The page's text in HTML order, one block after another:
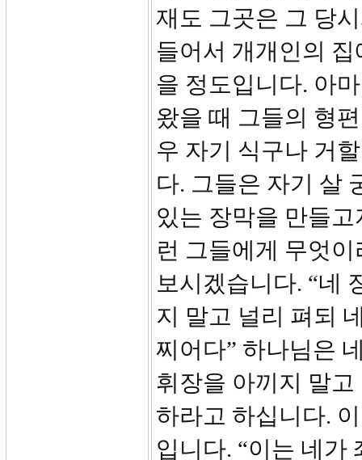
재도 그곳은 그 당
들어서 개개인의
을 정도입니다. 아
왔을 때 그들의 형
우 자기 식구나 거
다. 그들은 자기 살
있는 장막을 만들
런 그들에게 무엇
보시겠습니다. “네
지 말고 널리 펴되
찌어다” 하나님은
휘장을 아끼지 말
하라고 하십니다.
입니다. “이는 네가